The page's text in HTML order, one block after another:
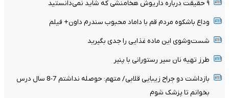
۹ حقیقت درباره داریوش هخامنشی که شاید نمی‌دانستید
وداع باشکوه مردم قم با داماد محبوب سندرم داون+ فیلم
شست‌وشوی این ماده غذایی را جدی بگیرید
طرز تهیه نان سیر رستورانی با پنیر
بازداشت دو جراح زیبایی قلابی/ متهم: حوصله نداشتم 7-8 سال درس
بخوانم تا پزشک شوم